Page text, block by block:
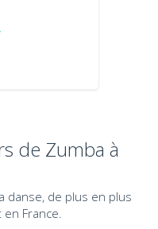
de Zumba à
danse, de plus en plus
France.